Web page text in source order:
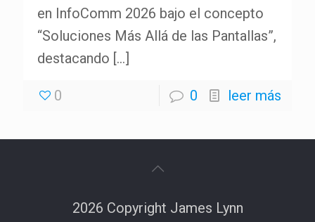
en InfoComm 2026 bajo el concepto
“Soluciones Más Allá de las Pantallas”,
destacando […]
0 0 leer más
2026 Copyright James Lynn